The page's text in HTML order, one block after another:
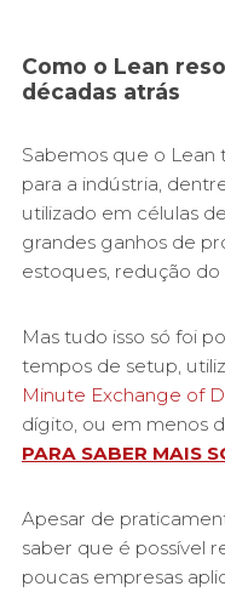
Como o Lean
décadas atrás
Sabemos que o Lean
para a indústria,
utilizado em células
grandes ganhos de
estoques, redução
Mas tudo isso só foi
tempos de setup,
Minute Exchange of
dígito, ou em menos
PARA SABER MAIS
Apesar de
saber que é possível
poucas empresas